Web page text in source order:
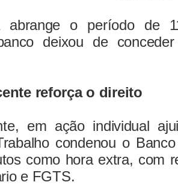
abrange o período de
deixou de
reforça o direito
em ação individual
condenou o
como hora extra, com
e FGTS.